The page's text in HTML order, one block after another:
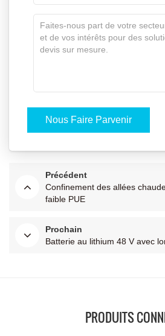
Précédent
Confinement des allées
faible PUE
Prochain
Batterie au lithium 48 V avec
PRODUITS